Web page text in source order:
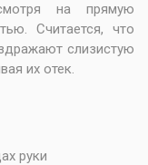
на прямую
Считается, что
слизистую
их отек.
руки